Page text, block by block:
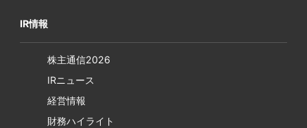
IR情報
株主通信2026
IRニュース
経営情報
財務ハイライト